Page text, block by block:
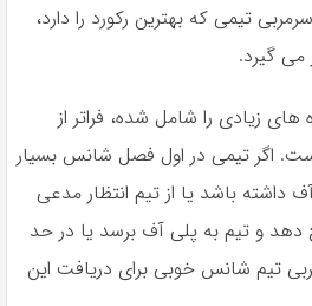
تیمی که بهترین رکورد را دارد،
های زیادی را شامل شده، فراتر از
اگر تیمی در اول فصل شانس بسیار
داشته باشد یا از تیم انتظار مدعی
و تیم به پلی آف برسد یا در حد
تیم شانس خوبی برای دریافت این